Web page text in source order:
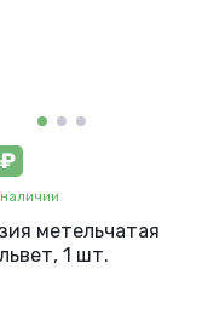
метельчатая
1 шт.